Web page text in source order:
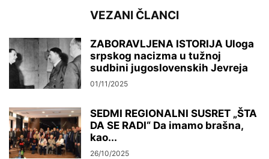
VEZANI ČLANCI
ZABORAVLJENA ISTORIJA Uloga
srpskog nacizma u tužnoj
sudbini jugoslovenskih Jevreja
01/11/2025
SEDMI REGIONALNI SUSRET „ŠTA
DA SE RADI“ Da imamo brašna,
kao...
26/10/2025